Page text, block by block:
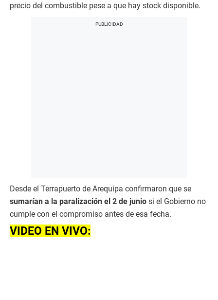
precio del combustible pese a que hay stock disponible.
Desde el Terrapuerto de Arequipa confirmaron que se
sumarían a la paralización el 2 de junio si el Gobierno no
cumple con el compromiso antes de esa fecha.
VIDEO EN VIVO: